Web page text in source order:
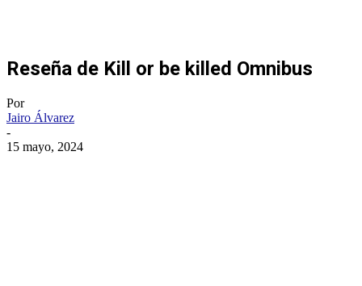
Reseña de Kill or be killed Omnibus
Por
Jairo Álvarez
-
15 mayo, 2024